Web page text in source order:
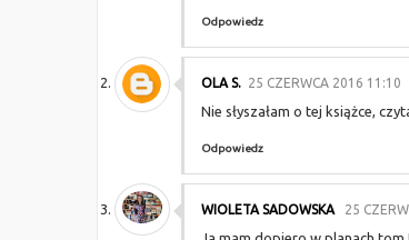
Odpowiedz
OLA S. 25 CZERWCA 2016 11:10
Nie słyszałam o tej książce,
Odpowiedz
WIOLETA SADOWSKA 25